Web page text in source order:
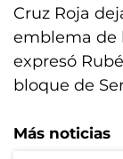
Cruz Roja
emblema de
expresó
bloque de
Más noticias